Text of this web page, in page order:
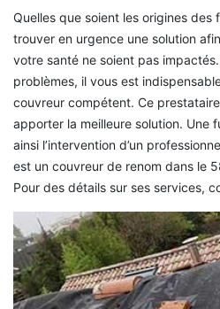
Quelles que soient les origines
trouver en urgence une solution
votre santé ne soient pas
problèmes, il vous est
couvreur compétent. Ce
apporter la meilleure solution. Une
ainsi l’intervention d’un
est un couvreur de renom dans le
Pour des détails sur ses services,